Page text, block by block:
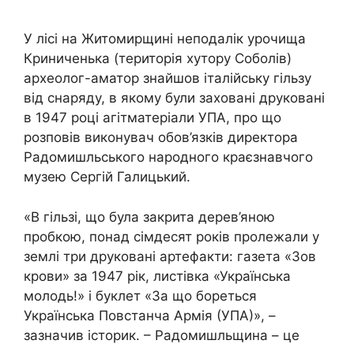
У лісі на Житомирщині неподалік урочища
Криниченька (територія хутору Соболів)
археолог-аматор знайшов італійську гільзу
від снаряду, в якому були заховані друковані
в 1947 році агітматеріали УПА, про що
розповів виконувач обов’язків директора
Радомишльського народного краєзнавчого
музею Сергій Галицький.
«В гільзі, що була закрита дерев’яною
пробкою, понад сімдесят років пролежали у
землі три друковані артефакти: газета «Зов
крови» за 1947 рік, листівка «Українська
молодь!» і буклет «За що бореться
Українська Повстанча Армія (УПА)», –
зазначив історик. – Радомишльщина – це